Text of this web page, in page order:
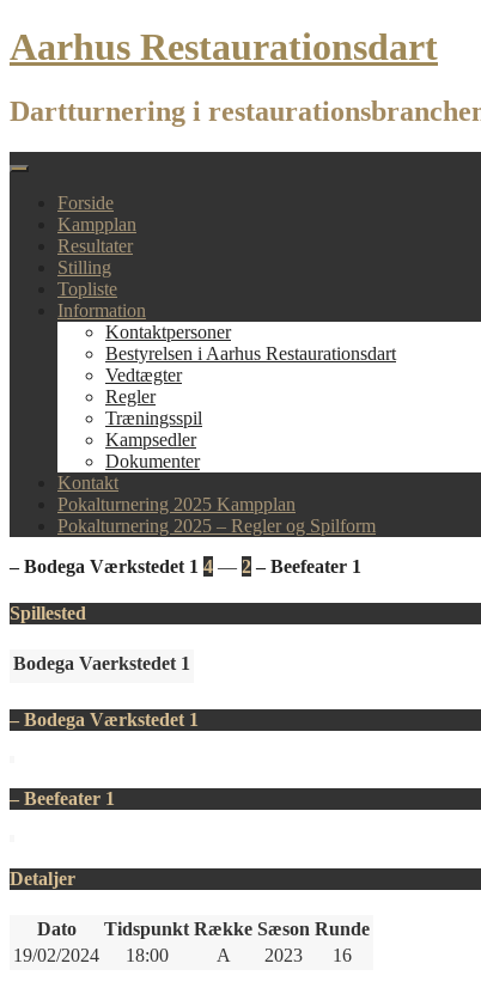
Skip
to
Aarhus Restaurationsdart
Dartturnering i
Forside
Kampplan
Resultater
Stilling
Topliste
Information
Kontaktpersoner
Bestyrelsen i Aarhus Restaurationsdart
Vedtægter
Regler
Træningsspil
Kampsedler
Dokumenter
Kontakt
Pokalturnering 2025 Kampplan
Pokalturnering 2025 – Regler og Spilform
– Bodega Værkstedet 1 4 — 2 – Beefeater 1
Spillested
Bodega Vaerkstedet 1
– Bodega Værkstedet 1
– Beefeater 1
Detaljer
Dato Tidspunkt Række Sæson Runde
19/02/2024
18:00 A 2023 16